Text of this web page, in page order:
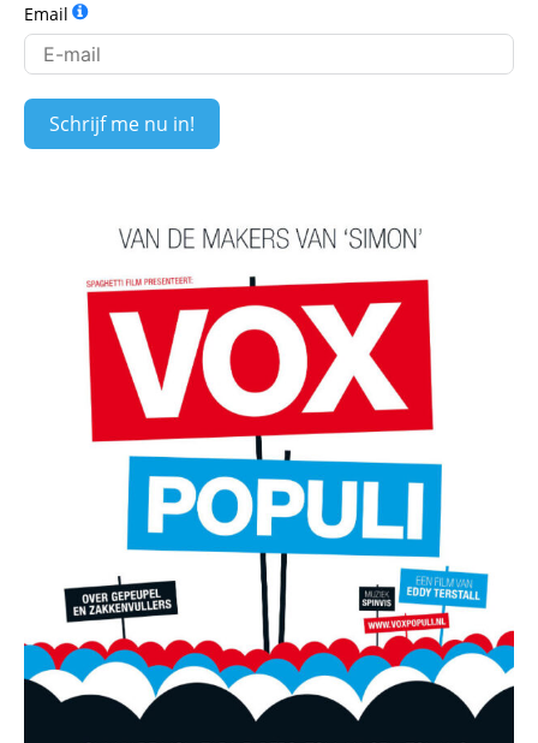
Email
Schrijf me nu in!